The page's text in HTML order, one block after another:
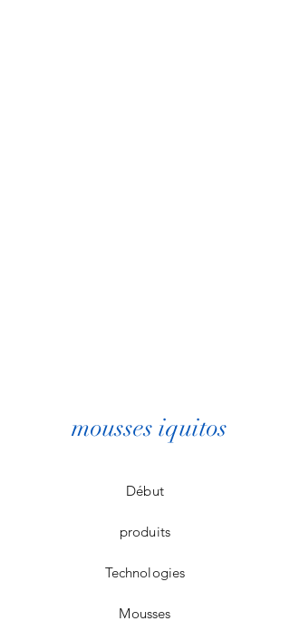
mousses iquitos
Début
produits
Technologies
Mousses